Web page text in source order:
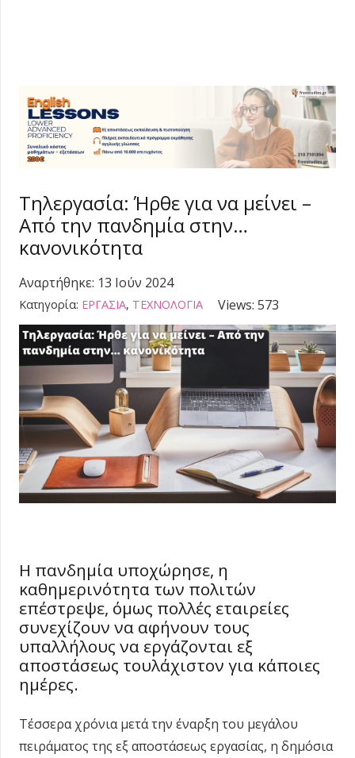
Τηλεργασία: Ήρθε για να μείνει –
Από την πανδημία στην…
κανονικότητα
Αναρτήθηκε: 13 Ιούν 2024
Κατηγορία: ΕΡΓΑΣΙΑ, ΤΕΧΝΟΛΟΓΙΑ Views:573
Η πανδημία υποχώρησε, η
καθημερινότητα των πολιτών
επέστρεψε, όμως πολλές εταιρείες
συνεχίζουν να αφήνουν τους
υπαλλήλους να εργάζονται εξ
αποστάσεως τουλάχιστον για κάποιες
ημέρες.
Τέσσερα χρόνια μετά την έναρξη του μεγάλου
πειράματος της εξ αποστάσεως εργασίας, η δημόσια